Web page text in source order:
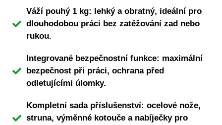
Váží pouhý 1 kg: lehký a obratný, ideální pro
dlouhodobou práci bez zatěžování zad nebo
rukou.
Integrované bezpečnostní funkce: maximální
bezpečnost při práci, ochrana před
odletujícími úlomky.
Kompletní sada příslušenství: ocelové nože,
struna, výměnné kotouče a nabíječky pro